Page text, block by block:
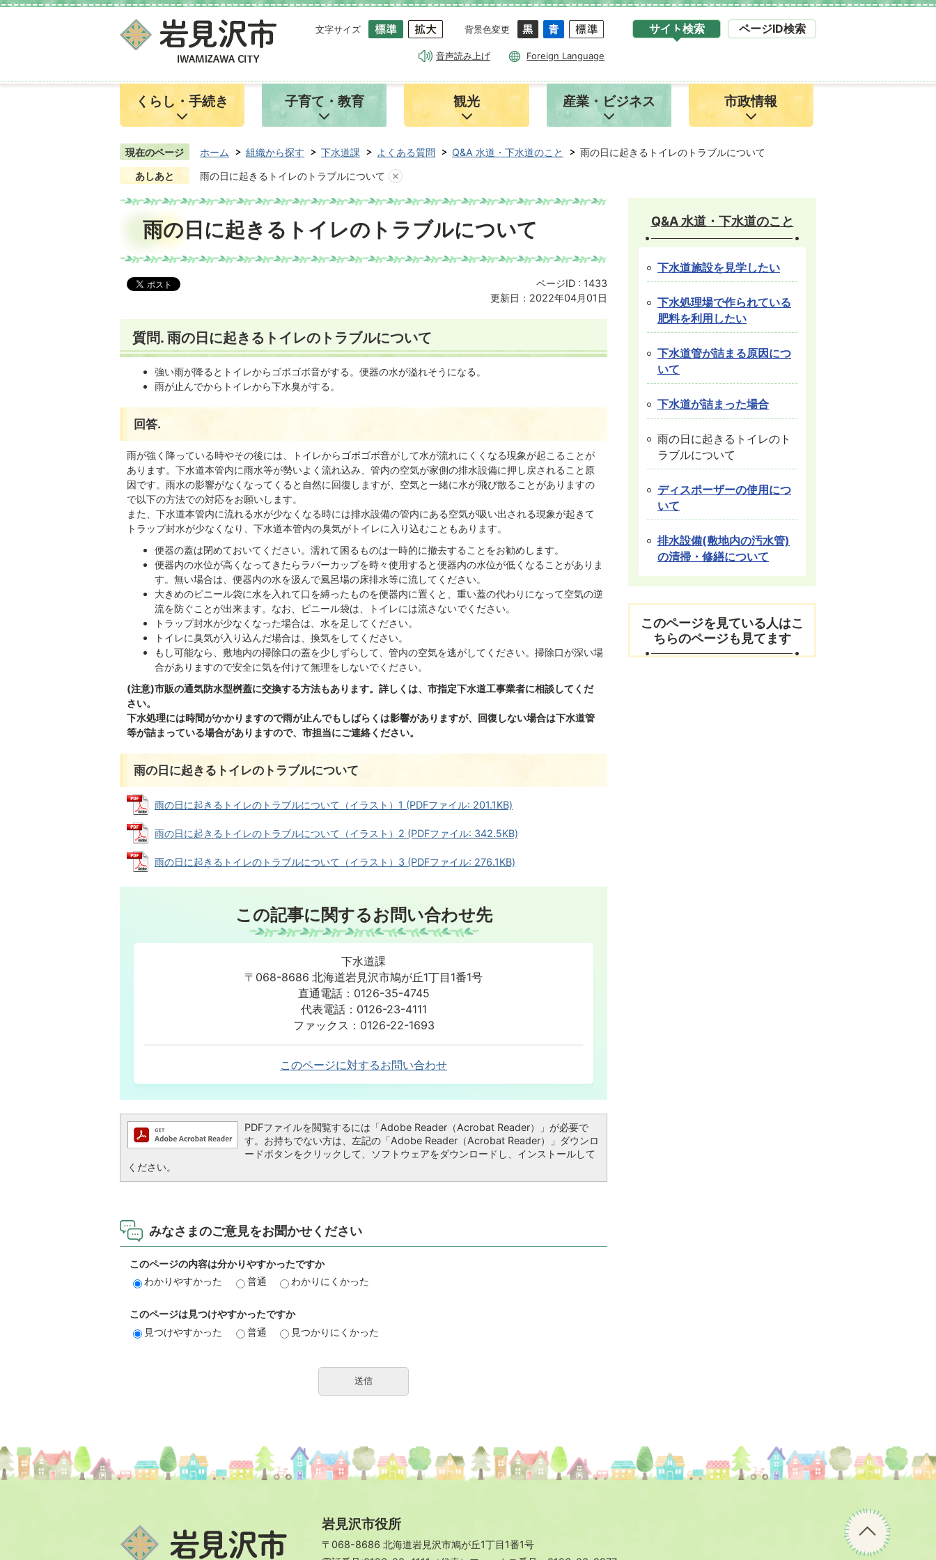
文字サイズ 背景色変更
音声読み上げ Foreign Language
サイト検索 ページID検索
ト
索
くらし・手続き 子育て・教育 観光 産業・ビジネス 市政情報
現在のページ ホーム 組織から探す 下水道課 よくある質問 Q&A 水道・下水道のこと
雨の日に起きるトイレのトラブルについて
あしあと
雨の日に起きるトイレのトラブルについて
雨の日に起きるトイレのトラブルについて
ページID : 1433
更新日：2022年04月01日
質問. 雨の日に起きるトイレのトラブルについて
強い雨が降るとトイレからゴボゴボ音がする。便器の水が溢れそうになる。
雨が止んでからトイレから下水臭がする。
回答.
雨が強く降っている時やその後には、トイレからゴボゴボ音がして水が流れにくくなる現象が起こることが
あります。下水道本管内に雨水等が勢いよく流れ込み、管内の空気が家側の排水設備に押し戻されること原
因です。雨水の影響がなくなってくると自然に回復しますが、空気と一緒に水が飛び散ることがありますの
で以下の方法での対応をお願いします。
また、下水道本管内に流れる水が少なくなる時には排水設備の管内にある空気が吸い出される現象が起きて
トラップ封水が少なくなり、下水道本管内の臭気がトイレに入り込むこともあります。
便器の蓋は閉めておいてください。濡れて困るものは一時的に撤去することをお勧めします。
便器内の水位が高くなってきたらラバーカップを時々使用すると便器内の水位が低くなることがありま
す。無い場合は、便器内の水を汲んで風呂場の床排水等に流してください。
大きめのビニール袋に水を入れて口を縛ったものを便器内に置くと、重い蓋の代わりになって空気の逆
流を防ぐことが出来ます。なお、ビニール袋は、トイレには流さないでください。
トラップ封水が少なくなった場合は、水を足してください。
トイレに臭気が入り込んだ場合は、換気をしてください。
もし可能なら、敷地内の掃除口の蓋を少しずらして、管内の空気を逃がしてください。掃除口が深い場
合がありますので安全に気を付けて無理をしないでください。
(注意)市販の通気防水型桝蓋に交換する方法もあります。詳しくは、市指定下水道工事業者に相談してくだ
さい。
下水処理には時間がかかりますので雨が止んでもしばらくは影響がありますが、回復しない場合は下水道管
等が詰まっている場合がありますので、市担当にご連絡ください。
雨の日に起きるトイレのトラブルについて
雨の日に起きるトイレのトラブルについて（イラスト）1 (PDFファイル: 201.1KB)
雨の日に起きるトイレのトラブルについて（イラスト）2 (PDFファイル: 342.5KB)
雨の日に起きるトイレのトラブルについて（イラスト）3 (PDFファイル: 276.1KB)
この記事に関するお問い合わせ先
下水道課
〒068-8686 北海道岩見沢市鳩が丘1丁目1番1号
直通電話：0126-35-4745
代表電話：0126-23-4111
ファックス：0126-22-1693
このページに対するお問い合わせ
PDFファイルを閲覧するには「Adobe Reader（Acrobat Reader）」が必要で
す。お持ちでない方は、左記の「Adobe Reader（Acrobat Reader）」ダウンロ
ードボタンをクリックして、ソフトウェアをダウンロードし、インストールして
ください。
みなさまのご意見をお聞かせください
このページの内容は分かりやすかったですか
わかりやすかった
普通 わかりにくかった
このページは見つけやすかったですか
見つけやすかった
普通 見つかりにくかった
Q&A 水道・下水道のこと
下水道施設を見学したい
下水処理場で作られている
肥料を利用したい
下水道管が詰まる原因につ
いて
下水道が詰まった場合
雨の日に起きるトイレのト
ラブルについて
ディスポーザーの使用につ
いて
排水設備(敷地内の汚水管)
の清掃・修繕について
このページを見ている人はこ
ちらのページも見てます
ペ
ー
ジ
の
岩見沢市役所
〒068-8686 北海道岩見沢市鳩が丘1丁目1番1号